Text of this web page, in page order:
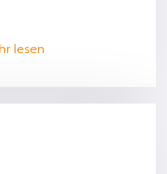
lesen